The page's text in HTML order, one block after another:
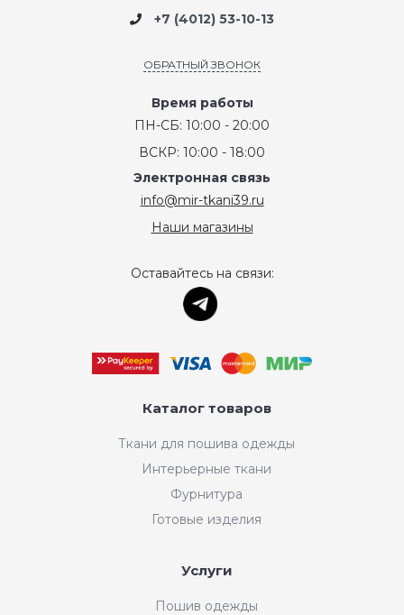
+7 (4012) 53-10-13
ОБРАТНЫЙ ЗВОНОК
Время работы
ПН-СБ: 10:00 - 20:00
ВСКР: 10:00 - 18:00
Электронная связь
info@mir-tkani39.ru
Наши магазины
Оставайтесь на связи:
Каталог товаров
Ткани для пошива одежды
Интерьерные ткани
Фурнитура
Готовые изделия
Услуги
Пошив одежды